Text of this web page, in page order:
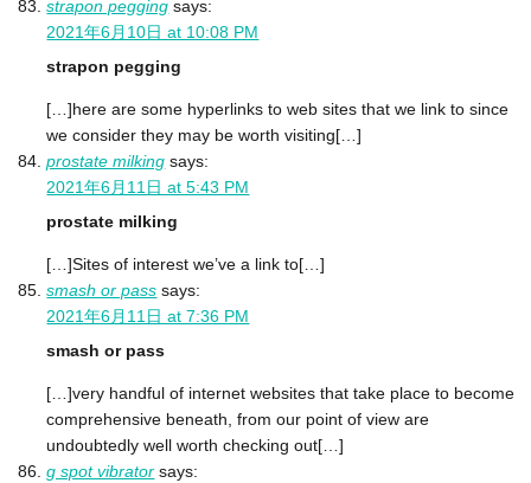
strapon pegging says:
2021年6月10日 at 10:08 PM
strapon pegging
[…]here are some hyperlinks to web sites that we link to since
we consider they may be worth visiting[…]
prostate milking says:
2021年6月11日 at 5:43 PM
prostate milking
[…]Sites of interest we’ve a link to[…]
smash or pass says:
2021年6月11日 at 7:36 PM
smash or pass
[…]very handful of internet websites that take place to become
comprehensive beneath, from our point of view are
undoubtedly well worth checking out[…]
g spot vibrator says: